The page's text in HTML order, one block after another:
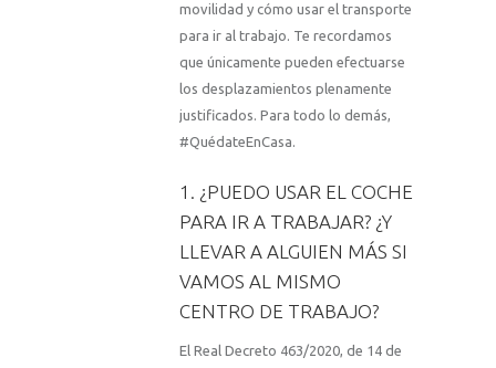
movilidad y cómo usar el transporte
para ir al trabajo. Te recordamos
que únicamente pueden efectuarse
los desplazamientos plenamente
justificados. Para todo lo demás,
#QuédateEnCasa.
1. ¿PUEDO USAR EL COCHE
PARA IR A TRABAJAR? ¿Y
LLEVAR A ALGUIEN MÁS SI
VAMOS AL MISMO
CENTRO DE TRABAJO?
El Real Decreto 463/2020, de 14 de